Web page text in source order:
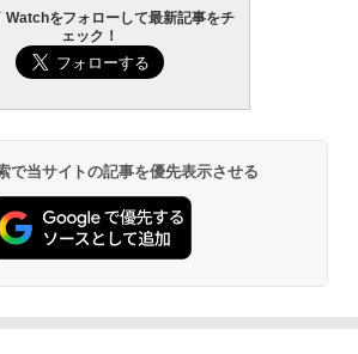
Watchをフォローして最新記事をチ
ェック！
で当サイトの記事を優先表示させる